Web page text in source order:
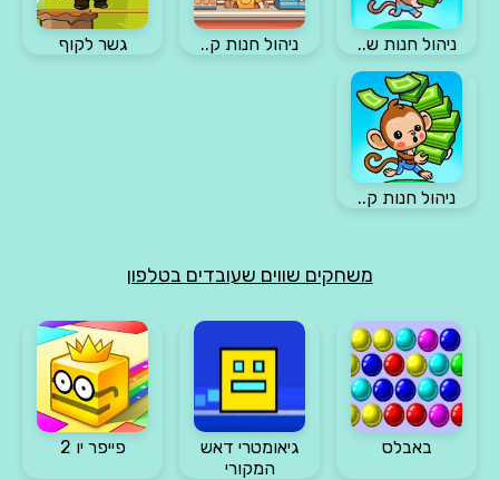
ניהול חנות ש.. ניהול חנות ק.. גשר לקוף
ניהול חנות ק..
משחקים שווים שעובדים בטלפון
באבלס
גיאומטרי דאש
המקורי
פייפר יו 2